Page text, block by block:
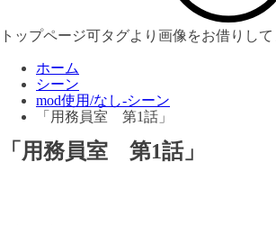
トップページ可タグより画像をお借りして
ホーム
シーン
mod使用/なし-シーン
「用務員室 第1話」
「用務員室 第1話」